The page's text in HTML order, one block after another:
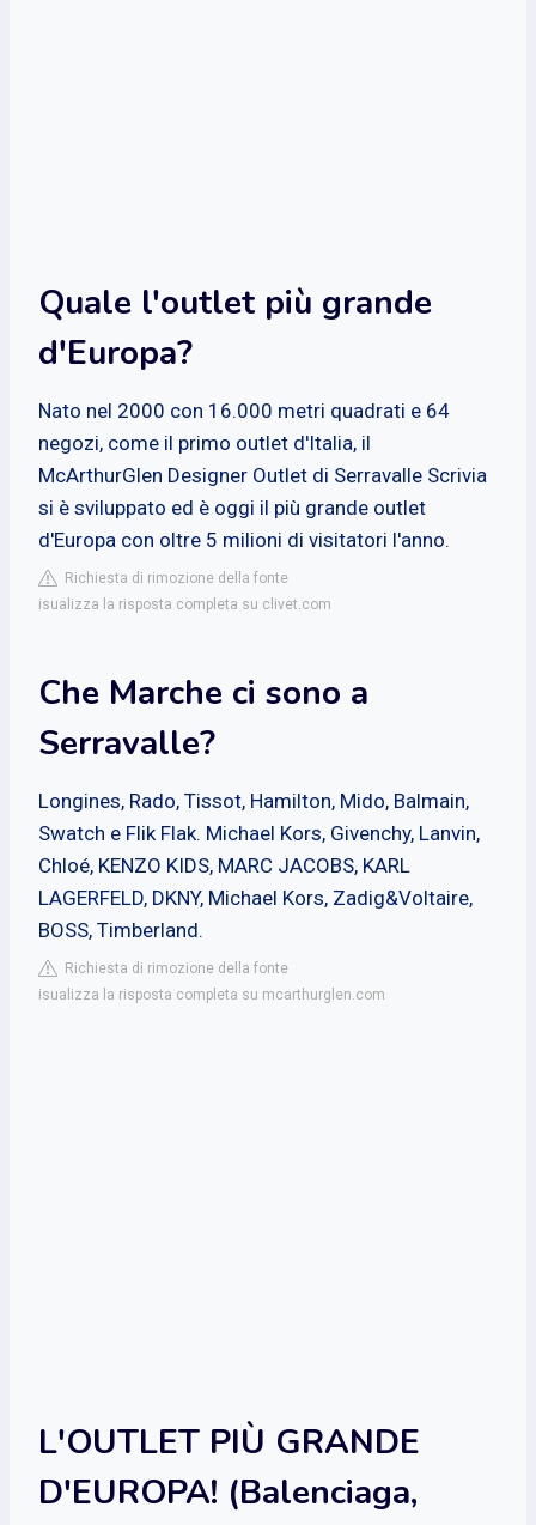
Quale l'outlet più grande
d'Europa?
Nato nel 2000 con 16.000 metri quadrati e 64
negozi, come il primo outlet d'Italia, il
McArthurGlen Designer Outlet di Serravalle Scrivia
si è sviluppato ed è oggi il più grande outlet
d'Europa con oltre 5 milioni di visitatori l'anno.
Richiesta di rimozione della fonte
isualizza la risposta completa su clivet.com
Che Marche ci sono a
Serravalle?
Longines, Rado, Tissot, Hamilton, Mido, Balmain,
Swatch e Flik Flak. Michael Kors, Givenchy, Lanvin,
Chloé, KENZO KIDS, MARC JACOBS, KARL
LAGERFELD, DKNY, Michael Kors, Zadig&Voltaire,
BOSS, Timberland.
Richiesta di rimozione della fonte
isualizza la risposta completa su mcarthurglen.com
L'OUTLET PIÙ GRANDE
D'EUROPA! (Balenciaga,